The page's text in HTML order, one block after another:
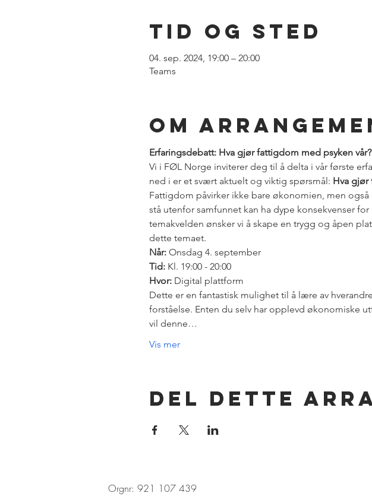
Tid og sted
04. sep. 2024, 19:00 – 20:00
Teams
Om
Erfaringsdebatt: Hva gjør fattigdom med psyken vår?
Vi i FØL Norge inviterer deg til å delta i vår første
ned i er et svært aktuelt og viktig spørsmål: Hva gjør
Fattigdom påvirker ikke bare økonomien, men
stå utenfor samfunnet kan ha dype konsekvenser
temakvelden ønsker vi å skape en trygg og åpen
dette temaet.
Når:
Onsdag 4. september
Tid:
Kl. 19:00 - 20:00
Hvor: Digital plattform
Dette er en fantastisk mulighet til å lære av
forståelse. Enten du selv har opplevd økonomiske
vil denne…
Vis mer
Del dette
Orgnr: 921 107 439